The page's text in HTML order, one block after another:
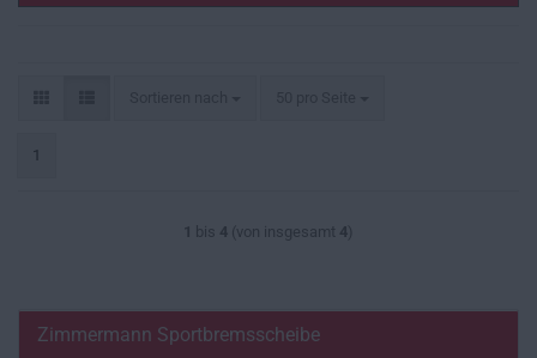
1
1 bis 4 (von insgesamt 4)
Zimmermann Sportbremsscheibe